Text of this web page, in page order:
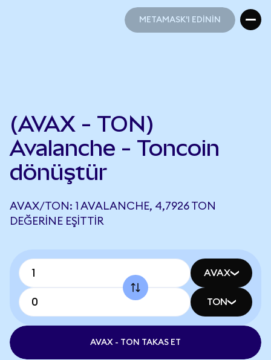
METAMASK'I EDİNİN
(AVAX - TON)
Avalanche - Toncoin
dönüştür
AVAX/TON: 1 AVALANCHE, 4,7926 TON
DEĞERINE EŞITTIR
AVAX
TON
AVAX - TON TAKAS ET